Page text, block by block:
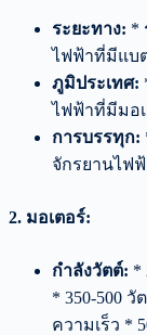
ระยะทาง: *
ไฟฟ้าที่มีแบ
ภูมิประเทศ:
ไฟฟ้าที่มีมอ
การบรรทุก:
จักรยานไฟ
2. มอเตอร์:
กำลังวัตต์: *
* 350-500
ความเร็ว *